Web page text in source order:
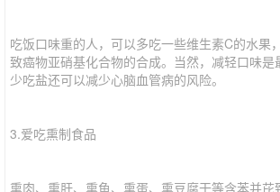
吃饭口味重的人，可以多吃一些维生素C的水果
致癌物亚硝基化合物的合成。当然，减轻口味是
少吃盐还可以减少心脑血管病的风险。
3.爱吃熏制食品
熏肉、熏肝、熏鱼、熏蛋、熏豆腐干等含苯并芘